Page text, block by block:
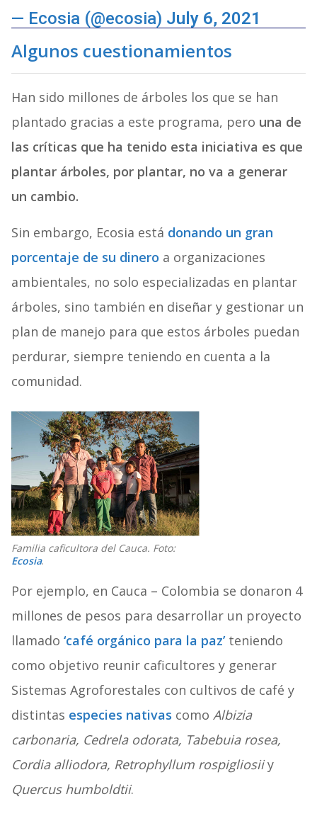
— Ecosia (@ecosia) July 6, 2021
Algunos cuestionamientos
Han sido millones de árboles los que se han
plantado gracias a este programa, pero una de
las críticas que ha tenido esta iniciativa es que
plantar árboles, por plantar, no va a generar
un cambio.
Sin embargo, Ecosia está donando un gran
porcentaje de su dinero a organizaciones
ambientales, no solo especializadas en plantar
árboles, sino también en diseñar y gestionar un
plan de manejo para que estos árboles puedan
perdurar, siempre teniendo en cuenta a la
comunidad.
Familia caficultora del Cauca. Foto:
Ecosia.
Por ejemplo, en Cauca – Colombia se donaron 4
millones de pesos para desarrollar un proyecto
llamado ‘café orgánico para la paz’teniendo
como objetivo reunir caficultores y generar
Sistemas Agroforestales con cultivos de café y
distintas especies nativas como Albizia
carbonaria, Cedrela odorata, Tabebuia rosea,
Cordia alliodora, Retrophyllum rospigliosiiy
Quercus humboldtii.